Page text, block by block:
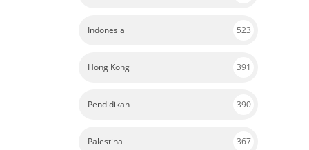
Indonesia 523
Hong Kong 391
Pendidikan 390
Palestina 367